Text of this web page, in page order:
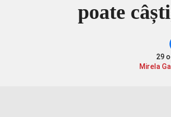
poate
29
Mirela